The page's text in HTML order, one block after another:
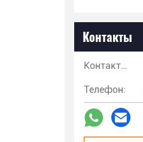
Контакты
Контакты:
Телефон: